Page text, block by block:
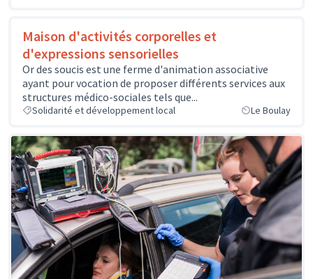
Maison d'activités corporelles et
d'expressions sensorielles
Or des soucis est une ferme d'animation associative
ayant pour vocation de proposer différents services aux
structures médico-sociales tels que...
Solidarité et développement local Le Boulay